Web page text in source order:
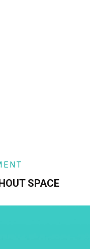
SPACE